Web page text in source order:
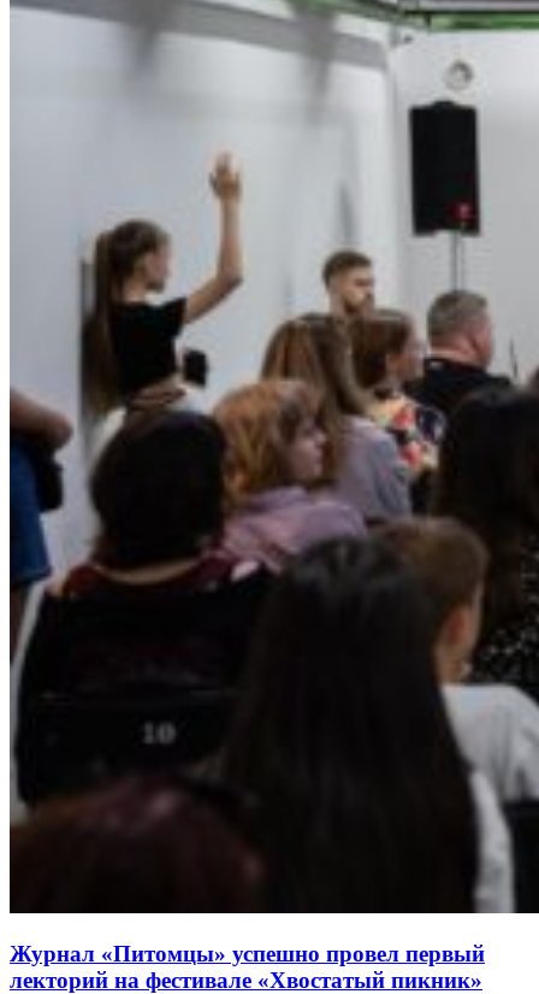
Журнал «Питомцы» успешно провел первый
лекторий на фестивале «Хвостатый пикник»